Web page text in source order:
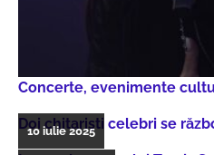
Concerte, evenimente
Doi chitarişti celebri se
10 iulie 2025